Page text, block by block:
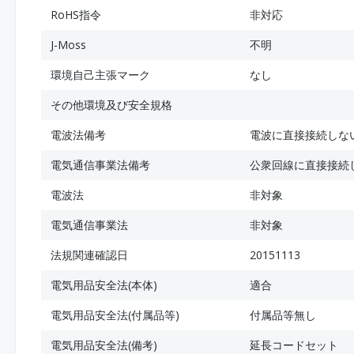
RoHS指令
非対応
J-Moss
不明
環境自己主張マーク
なし
その他環境及び安全規格
電波法備考
電波に直接接続しな
電気通信事業法備考
公衆回線に直接接続
電波法
非対象
電気通信事業法
非対象
法規関連確認日
20151113
電気用品安全法(本体)
適合
電気用品安全法(付属品等)
付属品等無し
電気用品安全法(備考)
延長コードセット